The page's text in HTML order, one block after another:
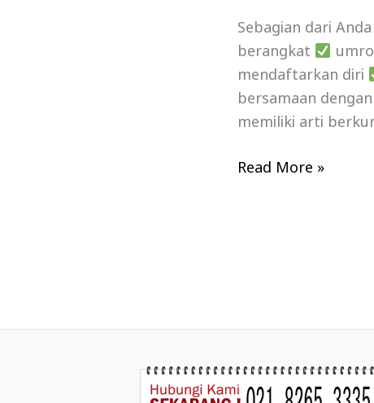
Sebagian dari
berangkat
mendaftarkan diri
bersamaan
memiliki arti
Read More »